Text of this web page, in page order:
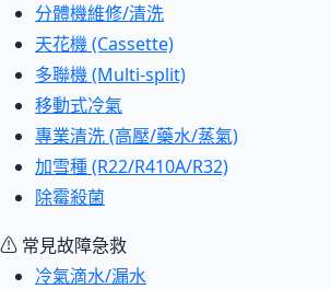
分體機維修/清洗
天花機 (Cassette)
多聯機 (Multi-split)
移動式冷氣
專業清洗 (高壓/藥水/蒸氣)
加雪種 (R22/R410A/R32)
除霉殺菌
⚠ 常見故障急救
冷氣滴水/漏水